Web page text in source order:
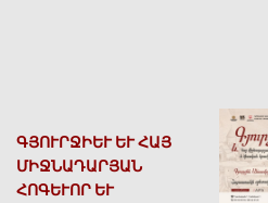
ԳՅՈՒՐՋԻԵՒ ԵՒ ՀԱՅ ՄԻ
ՋՆԱԴԱՐՅԱՆ ՀՈ
ԳԵՒՈՐ ԵՒ ԾԻՍԱ